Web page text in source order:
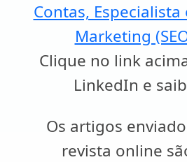
Contas, Especialista
Marketing
Clique no link
LinkedIn e
Os artigos
revista online